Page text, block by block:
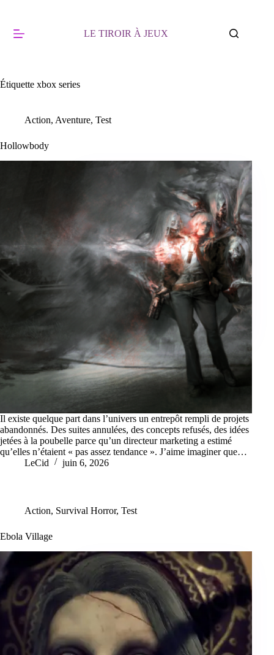
LE TIROIR À JEUX
Étiquette xbox series
Action, Aventure, Test
Hollowbody
Il existe quelque part dans l’univers un entrepôt rempli de projets
abandonnés. Des suites annulées, des concepts refusés, des idées
jetées à la poubelle parce qu’un directeur marketing a estimé
qu’elles n’étaient « pas assez tendance ». J’aime imaginer que…
LeCid
juin 6, 2026
Action, Survival Horror, Test
Ebola Village